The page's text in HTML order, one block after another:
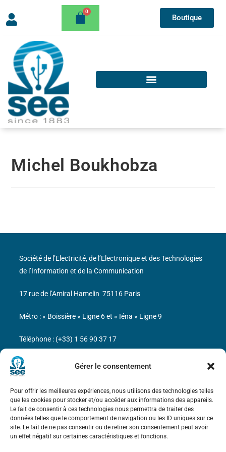
Gérer le consentement
Pour offrir les meilleures expériences, nous utilisons des technologies telles
que les cookies pour stocker et/ou accéder aux informations des appareils.
Le fait de consentir à ces technologies nous permettra de traiter des
données telles que le comportement de navigation ou les ID uniques sur ce
site. Le fait de ne pas consentir ou de retirer son consentement peut avoir
un effet négatif sur certaines caractéristiques et fonctions.
Boutique
Michel Boukhobza
Bicentenaire des découvertes d’André-
Marie Ampère
Mentions légales
Société de l’Electricité, de l’Electronique et des Technologies
de l’Information et de la Communication
17 rue de l’Amiral Hamelin 75116 Paris
Métro : « Boissière » Ligne 6 et « Iéna » Ligne 9
Téléphone : (+33) 1 56 90 37 17
N° de SIREN : 785 393 232, Code APE : 9412Z TVA intra-
communautaire : FR44 785 393 232